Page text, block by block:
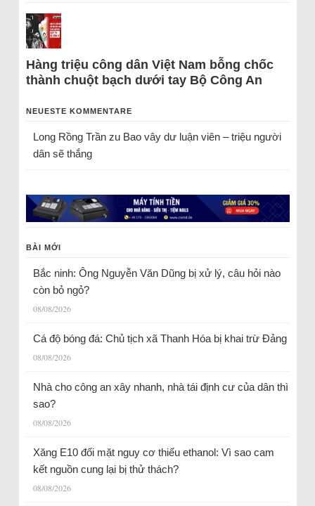
Hàng triệu công dân Việt Nam bỗng chốc
thành chuột bạch dưới tay Bộ Công An
NEUESTE KOMMENTARE
Long Rồng Trầnzu Bao vây dư luận viên – triệu người
dân sẽ thắng
BÀI MỚI
Bắc ninh: Ông Nguyễn Văn Dũng bị xử lý, câu hỏi nào
còn bỏ ngỏ?
08/08/2026
Cá độ bóng đá: Chủ tịch xã Thanh Hóa bị khai trừ Đảng
08/08/2026
Nhà cho công an xây nhanh, nhà tái định cư của dân thì
sao?
08/08/2026
Xăng E10 đối mặt nguy cơ thiếu ethanol: Vì sao cam
kết nguồn cung lại bị thử thách?
08/08/2026